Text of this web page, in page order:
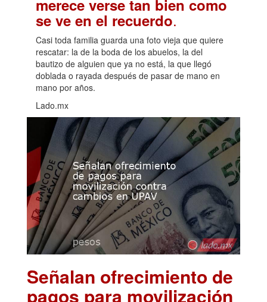
merece verse tan bien como
se ve en el recuerdo.
Casi toda familia guarda una foto vieja que quiere
rescatar: la de la boda de los abuelos, la del
bautizo de alguien que ya no está, la que llegó
doblada o rayada después de pasar de mano en
mano por años.
Lado.mx
Señalan ofrecimiento de
pagos para movilización